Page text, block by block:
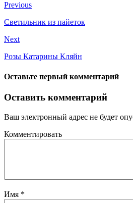
Previous
Светильник из пайеток
Next
Розы Катарины Кляйн
Оставьте первый комментарий
Оставить комментарий
Ваш электронный адрес не будет
Комментировать
Имя *